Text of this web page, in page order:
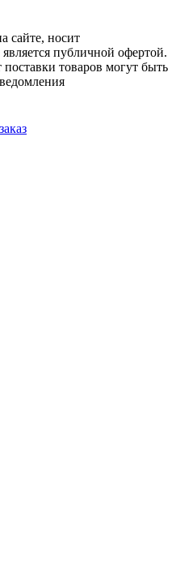
сайте, носит
публичной офертой.
товаров могут быть